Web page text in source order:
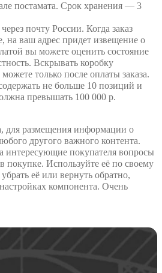
постамата. Срок хранения — 3
почту России. Когда заказ
на ваш адрес придет извещение о
вы можете оценить состояние
Вскрывать коробку
только после оплаты заказа.
не больше 10 позиций и
превышать 100 000 р.
для размещения информации о
другого важного контента.
интересующие покупателя вопросы
покупке. Используйте её по своему
её или вернуть обратно,
компонента. Очень